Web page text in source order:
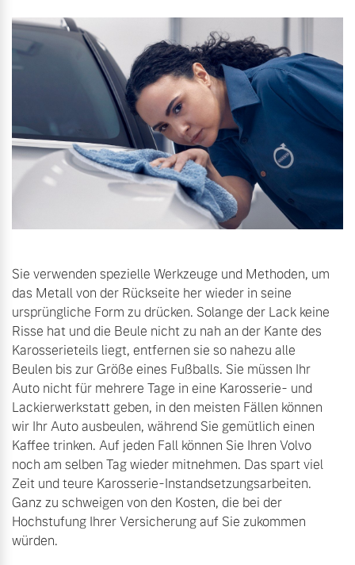
Sie verwenden spezielle Werkzeuge und Methoden, um
das Metall von der Rückseite her wieder in seine
ursprüngliche Form zu drücken. Solange der Lack keine
Risse hat und die Beule nicht zu nah an der Kante des
Karosserieteils liegt, entfernen sie so nahezu alle
Beulen bis zur Größe eines Fußballs. Sie müssen Ihr
Auto nicht für mehrere Tage in eine Karosserie- und
Lackierwerkstatt geben, in den meisten Fällen können
wir Ihr Auto ausbeulen, während Sie gemütlich einen
Kaffee trinken. Auf jeden Fall können Sie Ihren Volvo
noch am selben Tag wieder mitnehmen. Das spart viel
Zeit und teure Karosserie-Instandsetzungsarbeiten.
Ganz zu schweigen von den Kosten, die bei der
Hochstufung Ihrer Versicherung auf Sie zukommen
würden.